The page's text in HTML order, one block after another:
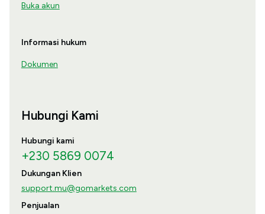
Buka akun
Informasi hukum
Dokumen
Hubungi Kami
Hubungi kami
+230 5869 0074
Dukungan Klien
support.mu@gomarkets.com
Penjualan